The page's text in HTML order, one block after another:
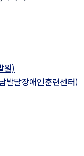
원)
발달장애인훈련센터)